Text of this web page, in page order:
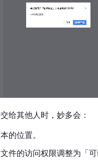
给其他人时，妙多会：
的位置。
件的访问权限调整为「可